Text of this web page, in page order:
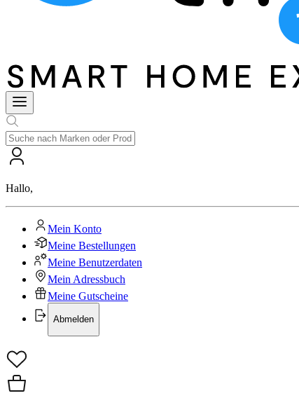
Hallo,
Mein Konto
Meine Bestellungen
Meine Benutzerdaten
Mein Adressbuch
Meine Gutscheine
Abmelden